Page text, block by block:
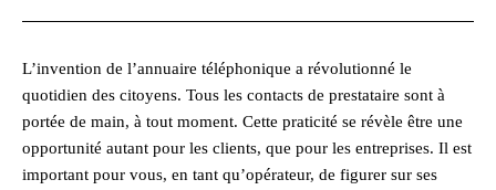
L’invention de l’annuaire téléphonique a révolutionné le
quotidien des citoyens. Tous les contacts de prestataire sont à
portée de main, à tout moment. Cette praticité se révèle être une
opportunité autant pour les clients, que pour les entreprises. Il est
important pour vous, en tant qu’opérateur, de figurer sur ses